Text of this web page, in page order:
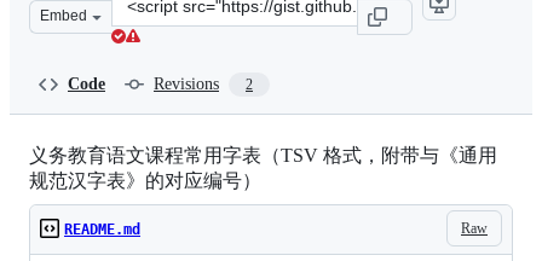
Embed
this
Code Revisions 2
义务教育语文课程常用字表（TSV 格式，附带与《通用
规范汉字表》的对应编号）
Raw
README.md